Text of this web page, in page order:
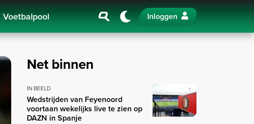
Voetbalpool Inloggen
Net binnen
IN BEELD
Wedstrijden van Feyenoord
voortaan wekelijks live te zien op
DAZN in Spanje